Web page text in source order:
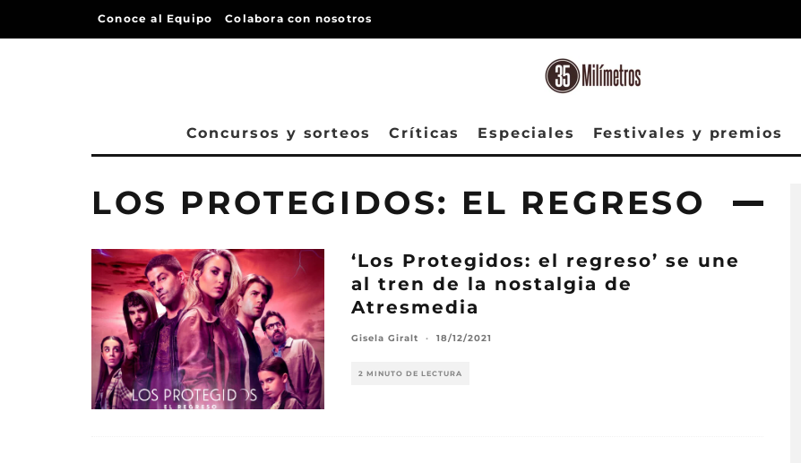
Conoce al Equipo Colabora con nosotros
Concursos y sorteos Críticas Especiales Festivales y premios
LOS PROTEGIDOS: EL REGRESO
‘Los Protegidos: el regreso’ se une
al tren de la nostalgia de
Atresmedia
Gisela Giralt · 18/12/2021
2 MINUTO DE LECTURA